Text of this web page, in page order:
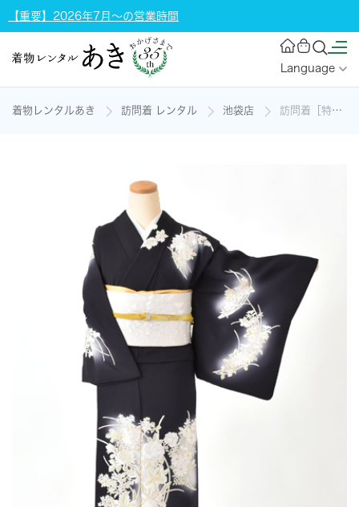
【重要】2026年7月～の営業時間
Language
着物レンタルあき 訪問着 レンタル 池袋店 訪問着［特選・黒刺繍］の着物レンタル